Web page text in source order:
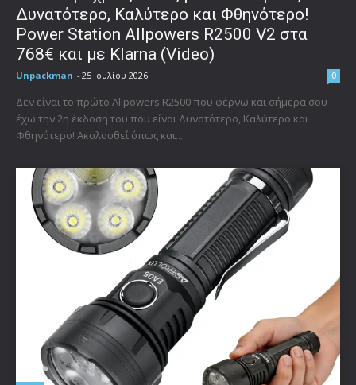
Δυνατότερο, Καλύτερο και Φθηνότερο!
Power Station Allpowers R2500 V2 στα
768€ και με Klarna (Video)
Unpackman - 25 Ιουλίου 2026 0
Δεν είναι το πρώτο Allpowers R2500 που φέρνω και σήμερα σου
έχω την 2η έκδοση του που είναι Δυνατότερο, Καλύτερο και
Φθηνότερο! Ακολουθεί όπως και...